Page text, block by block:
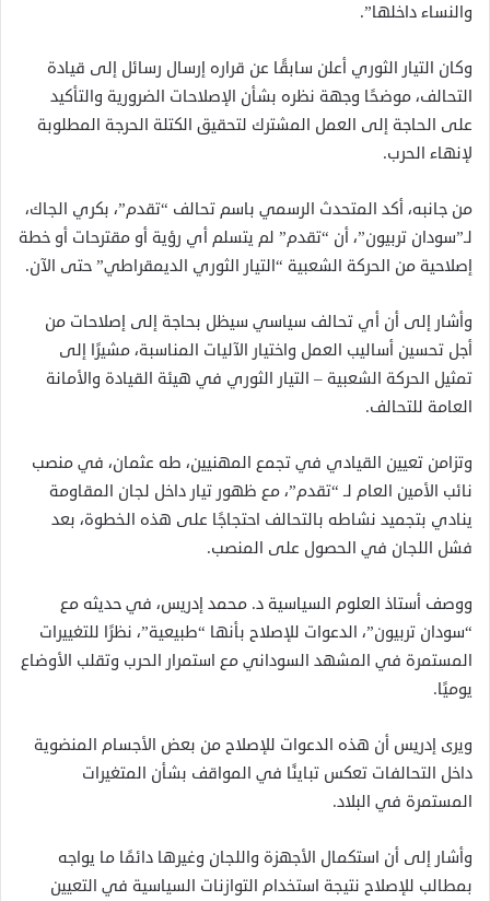
والنساء داخلها”.
وكان التيار الثوري أعلن سابقًا عن قراره إرسال رسائل إلى قيادة
التحالف، موضحًا وجهة نظره بشأن الإصلاحات الضرورية والتأكيد
على الحاجة إلى العمل المشترك لتحقيق الكتلة الحرجة المطلوبة
لإنهاء الحرب.
من جانبه، أكد المتحدث الرسمي باسم تحالف “تقدم”، بكري الجاك،
لـ”سودان تربيون”، أن “تقدم” لم يتسلم أي رؤية أو مقترحات أو خطة
إصلاحية من الحركة الشعبية “التيار الثوري الديمقراطي” حتى الآن.
وأشار إلى أن أي تحالف سياسي سيظل بحاجة إلى إصلاحات من
أجل تحسين أساليب العمل واختيار الآليات المناسبة، مشيرًا إلى
تمثيل الحركة الشعبية – التيار الثوري في هيئة القيادة والأمانة
العامة للتحالف.
وتزامن تعيين القيادي في تجمع المهنيين، طه عثمان، في منصب
نائب الأمين العام لـ “تقدم”، مع ظهور تيار داخل لجان المقاومة
ينادي بتجميد نشاطه بالتحالف احتجاجًا على هذه الخطوة، بعد
فشل اللجان في الحصول على المنصب.
ووصف أستاذ العلوم السياسية د. محمد إدريس، في حديثه مع
“سودان تربيون”، الدعوات للإصلاح بأنها “طبيعية”، نظرًا للتغييرات
المستمرة في المشهد السوداني مع استمرار الحرب وتقلب الأوضاع
يوميًا.
ويرى إدريس أن هذه الدعوات للإصلاح من بعض الأجسام المنضوية
داخل التحالفات تعكس تباينًا في المواقف بشأن المتغيرات
المستمرة في البلاد.
وأشار إلى أن استكمال الأجهزة واللجان وغيرها دائمًا ما يواجه
بمطالب للإصلاح نتيجة استخدام التوازنات السياسية في التعيين